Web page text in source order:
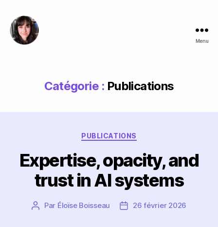
Menu
Catégorie : Publications
Catégories
PUBLICATIONS
Expertise, opacity, and
trust in AI systems
Auteur
Par Éloïse Boisseau
Date26 février 2026